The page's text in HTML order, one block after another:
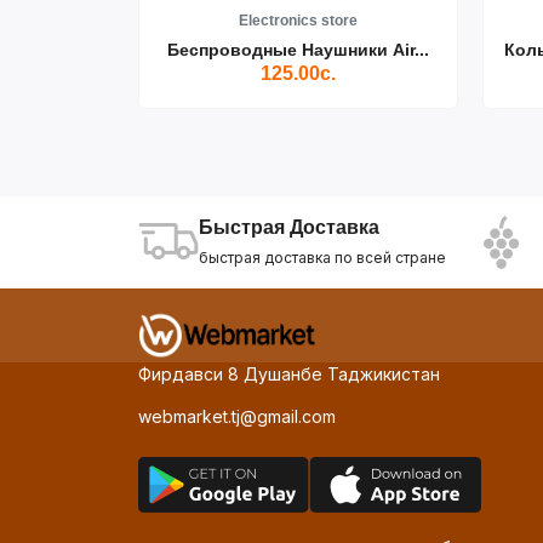
Electronics store
Беспроводные Наушники Air...
125.00с.
Быстрая Доставка
быстрая доставка по всей стране
Фирдавси 8 Душанбе Таджикистан
webmarket.tj@gmail.com